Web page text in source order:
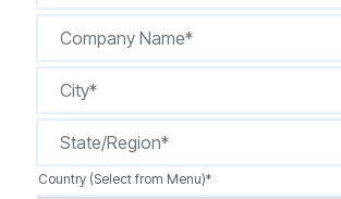
Country (Select from Menu)*